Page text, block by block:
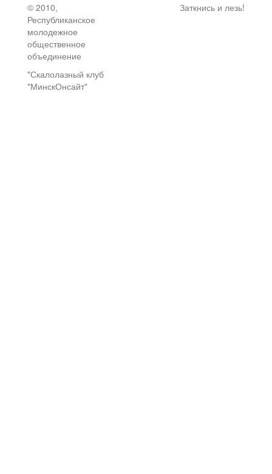
© 2010,
Республиканское
молодежное
общественное
объединение
"Скалолазный клуб
"МинскОнсайт"
Заткнись и лезь!